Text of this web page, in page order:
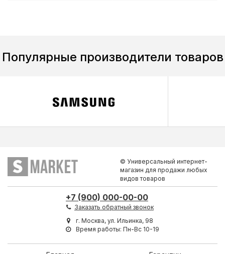
Популярные производители товаров
© Универсальный интернет-
магазин для продажи любых
видов товаров
+7 (900) 000-00-00
Заказать обратный звонок
г. Москва, ул. Ильинка, 98
Время работы: Пн-Вс 10-19